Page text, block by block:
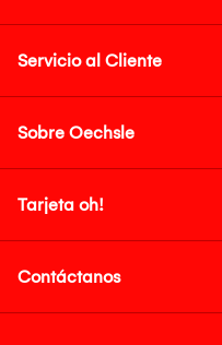
Servicio al Cliente
Sobre Oechsle
Tarjeta oh!
Contáctanos